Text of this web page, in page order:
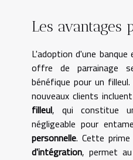
Les
L'adoption d'une banque
offre de parrainage
bénéfique pour un
nouveaux clients
filleul, qui constitue
négligeable pour
personnelle. Cette prime
d'intégration, permet